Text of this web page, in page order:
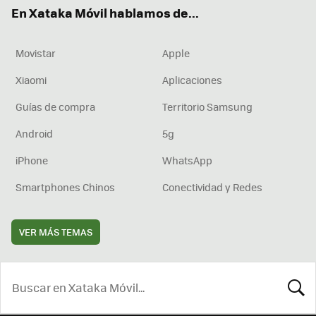
En Xataka Móvil hablamos de...
Movistar
Apple
Xiaomi
Aplicaciones
Guías de compra
Territorio Samsung
Android
5g
iPhone
WhatsApp
Smartphones Chinos
Conectividad y Redes
VER MÁS TEMAS